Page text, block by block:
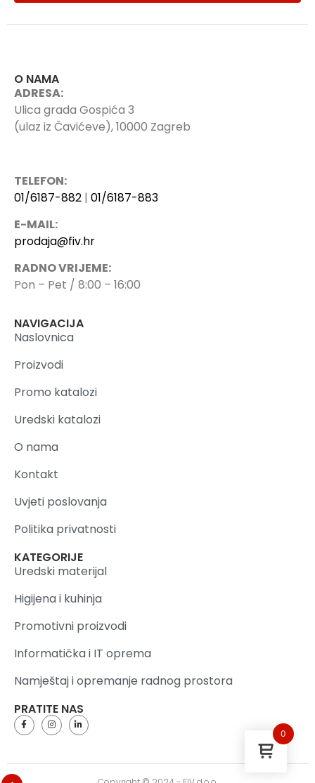
O NAMA
ADRESA:
Ulica grada Gospića 3
(ulaz iz Čavićeve), 10000 Zagreb
TELEFON:
01/6187-882 | 01/6187-883
E-MAIL:
prodaja@fiv.hr
RADNO VRIJEME:
Pon – Pet / 8:00 – 16:00
NAVIGACIJA
Naslovnica
Proizvodi
Promo katalozi
Uredski katalozi
O nama
Kontakt
Uvjeti poslovanja
Politika privatnosti
KATEGORIJE
Uredski materijal
Higijena i kuhinja
Promotivni proizvodi
Informatička i IT oprema
Namještaj i opremanje radnog prostora
PRATITE NAS
0